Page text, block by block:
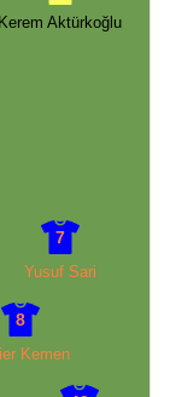
Kerem Aktürkoğlu
7
Yusuf Sari
8
Kemen